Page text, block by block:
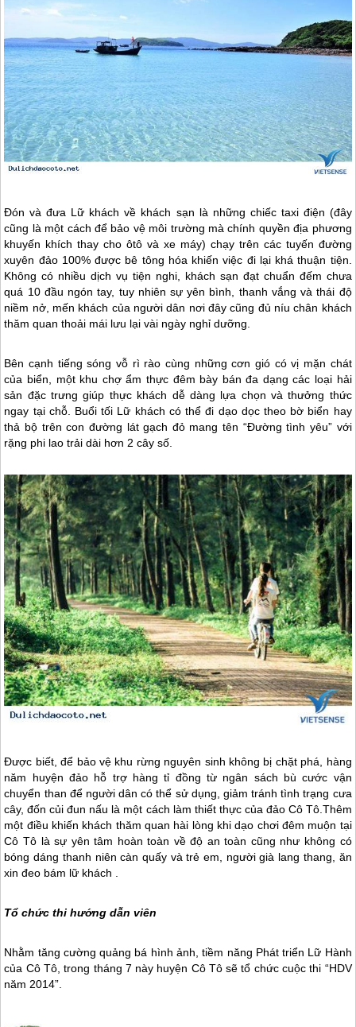
Đón và đưa Lữ khách về khách sạn là những chiếc taxi điện (đây
cũng là một cách để bảo vệ môi trường mà chính quyền địa phương
khuyến khích thay cho ôtô và xe máy) chạy trên các tuyến đường
xuyên đảo 100% được bê tông hóa khiến việc đi lại khá thuận tiện.
Không có nhiều dịch vụ tiện nghi, khách sạn đạt chuẩn đếm chưa
quá 10 đầu ngón tay, tuy nhiên sự yên bình, thanh vắng và thái độ
niềm nở, mến khách của người dân nơi đây cũng đủ níu chân khách
thăm quan thoải mái lưu lại vài ngày nghỉ dưỡng.
Bên cạnh tiếng sóng vỗ rì rào cùng những cơn gió có vị mặn chát
của biển, một khu chợ ẩm thực đêm bày bán đa dạng các loại hải
sản đặc trưng giúp thực khách dễ dàng lựa chọn và thưởng thức
ngay tại chỗ. Buổi tối Lữ khách có thể đi dạo dọc theo bờ biển hay
thả bộ trên con đường lát gạch đỏ mang tên “Đường tình yêu” với
rặng phi lao trải dài hơn 2 cây số.
Được biết, để bảo vệ khu rừng nguyên sinh không bị chặt phá, hàng
năm huyện đảo hỗ trợ hàng tỉ đồng từ ngân sách bù cước vận
chuyển than để người dân có thể sử dụng, giảm tránh tình trạng cưa
cây, đốn củi đun nấu là một cách làm thiết thực của đảo Cô Tô.Thêm
một điều khiến khách thăm quan hài lòng khi dạo chơi đêm muộn tại
Cô Tô là sự yên tâm hoàn toàn về độ an toàn cũng như không có
bóng dáng thanh niên càn quấy và trẻ em, người già lang thang, ăn
xin đeo bám lữ khách .
Tổ chức thi hướng dẫn viên
Nhằm tăng cường quảng bá hình ảnh, tiềm năng Phát triển Lữ Hành
của Cô Tô , trong tháng 7 này huyện Cô Tôsẽ tổ chức cuộc thi “HDV
năm 2014”.